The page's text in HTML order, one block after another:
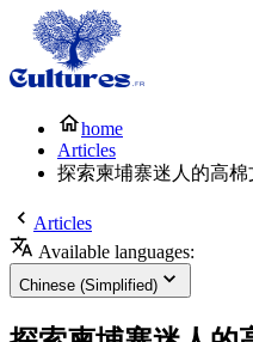
home
Articles
探索柬埔寨迷人的高棉
Articles
Available languages:
Chinese (Simplified)